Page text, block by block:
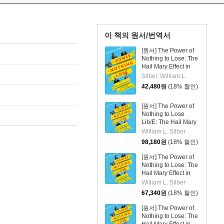
이 책의 원서/번역서
[원서] The Power of
Nothing to Lose: The
Hail Mary Effect in
Politics, War, and
Business
Silber, William L.
42,480원 (18% 할인)
[원서] The Power of
Nothing to Lose
Lib/E: The Hail Mary
Effect in Politics, War,
and Business
William L. Silber
98,180원 (18% 할인)
[원서] The Power of
Nothing to Lose: The
Hail Mary Effect in
Politics, War, and
Business
William L. Silber
67,340원 (18% 할인)
[원서] The Power of
Nothing to Lose: The